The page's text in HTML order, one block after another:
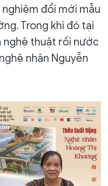
đổi mới mẫu
Trong khi đó tại
nghệ thuật rối nước
nhân Nguyễn